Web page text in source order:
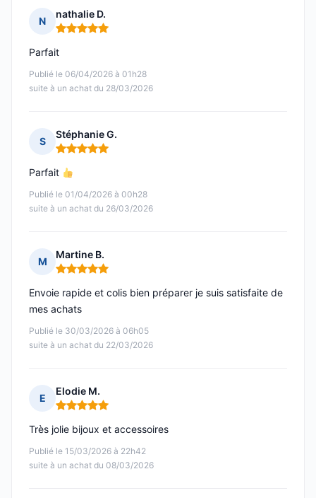
N
nathalie D.
Note : 5 sur 5
Publié le 06/04/2026 à 01h28
suite à un achat du 28/03/2026
Parfait
S
Stéphanie G.
Note : 5 sur 5
Publié le 01/04/2026 à 00h28
suite à un achat du 26/03/2026
Parfait
M
Martine B.
Note : 5 sur 5
Publié le 30/03/2026 à 06h05
suite à un achat du 22/03/2026
Envoie rapide et colis bien préparer je suis satisfaite de
mes achats
E
Elodie M.
Note : 5 sur 5
Publié le 15/03/2026 à 22h42
suite à un achat du 08/03/2026
Très jolie bijoux et accessoires